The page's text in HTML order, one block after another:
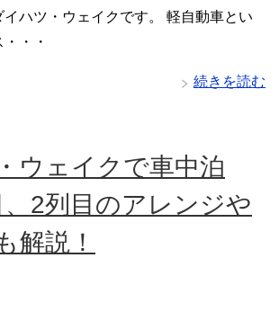
ハツ・ウェイクです。 軽自動車とい
・・
続きを読む
ウェイクで車中泊
2列目のアレンジや
解説！